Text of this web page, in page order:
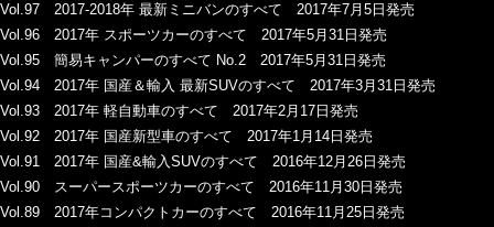
Vol.97 2017-2018年 最新ミニバンのすべて 2017年7月5日発売
Vol.96 2017年 スポーツカーのすべて 2017年5月31日発売
Vol.95 簡易キャンパーのすべて No.2 2017年5月31日発売
Vol.94 2017年 国産＆輸入 最新SUVのすべて 2017年3月31日発売
Vol.93 2017年 軽自動車のすべて 2017年2月17日発売
Vol.92 2017年 国産新型車のすべて 2017年1月14日発売
Vol.91 2017年 国産&輸入SUVのすべて 2016年12月26日発売
Vol.90 スーパースポーツカーのすべて 2016年11月30日発売
Vol.89 2017年コンパクトカーのすべて 2016年11月25日発売